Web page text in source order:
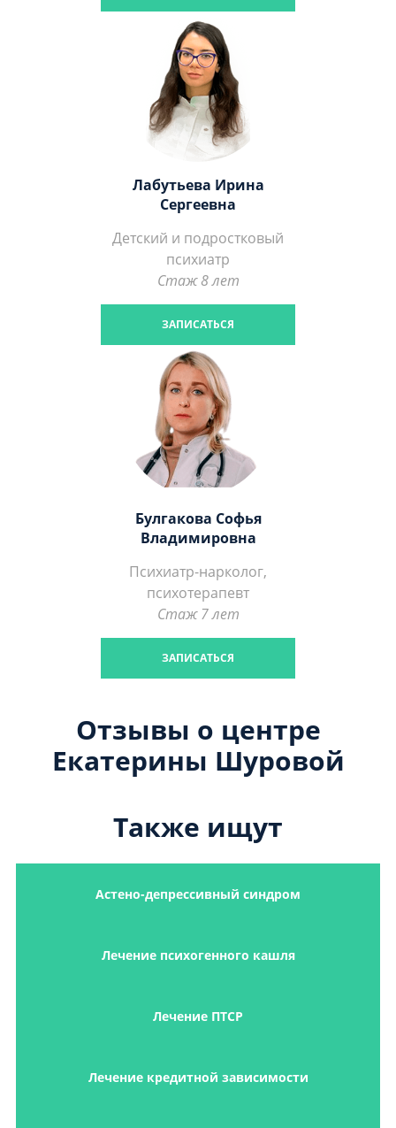
Лабутьева Ирина
Сергеевна
Детский и подростковый
психиатр
Стаж 8 лет
ЗАПИСАТЬСЯ
Булгакова Софья
Владимировна
Психиатр-нарколог,
психотерапевт
Стаж 7 лет
ЗАПИСАТЬСЯ
Отзывы о центре
Екатерины Шуровой
Также ищут
Астено-депрессивный синдром
Лечение психогенного кашля
Лечение ПТСР
Лечение кредитной зависимости